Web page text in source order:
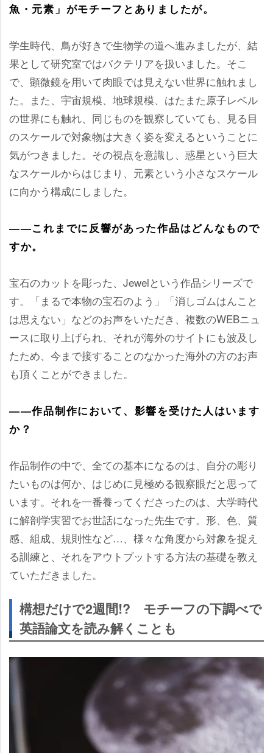
魚・元素」がモチーフとありましたが。
学生時代、鳥が好きで生物学の道へ進みましたが、結
果として研究室ではバクテリアを扱いました。そこ
で、顕微鏡を用いて肉眼では見えない世界に触れまし
た。また、宇宙規模、地球規模、はたまた原子レベル
の世界にも触れ、同じものを観察していても、見る目
のスケールで対象物は大きく姿を変えるということに
気がつきました。その視点を意識し、惑星という巨大
なスケールからはじまり、元素という小さなスケール
に向かう構成にしました。
――これまでに反響があった作品はどんなもので
すか。
宝石のカットを彫った、Jewelという作品シリーズで
す。「まるで本物の宝石のよう」「消しゴムはんこと
は思えない」などのお声をいただき、複数のWEBニュ
ースに取り上げられ、それが海外のサイトにも波及し
たため、今まで接することのなかった海外の方のお声
も頂くことができました。
――作品制作において、影響を受けた人はいます
か？
作品制作の中で、全ての基本になるのは、自分の彫り
たいものは何か、はじめに見極める観察眼だと思って
います。それを一番養ってくださったのは、大学時代
に解剖学実習でお世話になった先生です。形、色、質
感、組成、規則性など…、様々な角度から対象を捉え
る訓練と、それをアウトプットする方法の基礎を教え
ていただきました。
構想だけで2週間!? モチーフの下調べで
英語論文を読み解くことも